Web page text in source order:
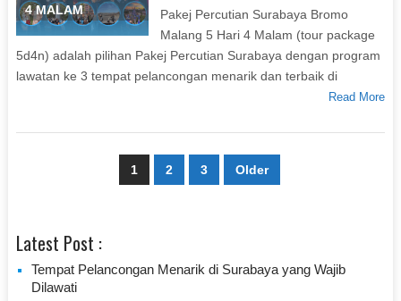
4 MALAM
Pakej Percutian Surabaya Bromo
Malang 5 Hari 4 Malam (tour package
5d4n) adalah pilihan Pakej Percutian Surabaya dengan program
lawatan ke 3 tempat pelancongan menarik dan terbaik di
Read More
1 2 3 Older
Latest Post :
Tempat Pelancongan Menarik di Surabaya yang Wajib
Dilawati